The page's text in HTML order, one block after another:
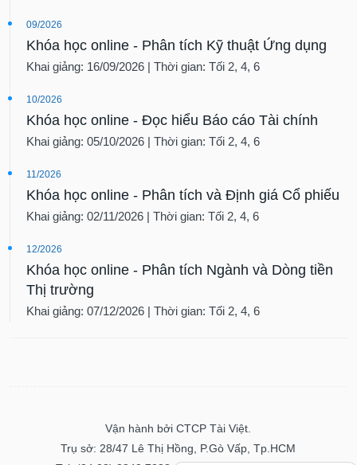
09/2026
Khóa học online - Phân tích Kỹ thuật Ứng dụng
Khai giảng: 16/09/2026 | Thời gian: Tối 2, 4, 6
10/2026
Khóa học online - Đọc hiểu Báo cáo Tài chính
Khai giảng: 05/10/2026 | Thời gian: Tối 2, 4, 6
11/2026
Khóa học online - Phân tích và Định giá Cổ phiếu
Khai giảng: 02/11/2026 | Thời gian: Tối 2, 4, 6
12/2026
Khóa học online - Phân tích Ngành và Dòng tiền
Thị trường
Khai giảng: 07/12/2026 | Thời gian: Tối 2, 4, 6
Vận hành bởi CTCP Tài Việt.
Trụ sở: 28/47 Lê Thị Hồng, P.Gò Vấp, Tp.HCM